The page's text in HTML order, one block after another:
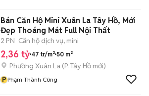
Bán Căn Hộ Mini Xuân La Tây Hồ, Mới
Đẹp Thoáng Mát Full Nội Thất
2 PN Căn hộ dịch vụ, mini
2,36 tỷ 47 tr/m² 50 m²
Phường Xuân La (P. Tây Hồ mới)
P Phạm Thành Công